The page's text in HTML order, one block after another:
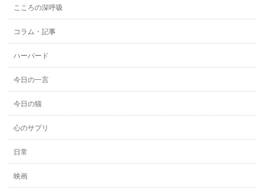
こころの深呼吸
コラム・記事
ハーバード
今日の一言
今日の猫
心のサプリ
日常
映画